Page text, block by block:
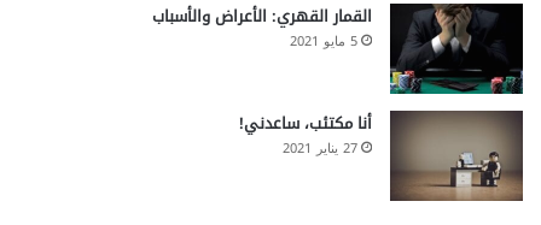
القمار القهري: الأعراض والأسباب
5 مايو 2021
أنا مكتئب، ساعدني!
27 يناير 2021